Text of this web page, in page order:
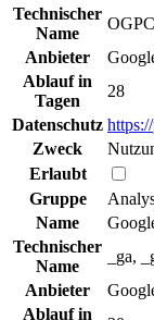
Technischer
Name
OGPC
Anbieter
Ablauf in
Tagen
28
Datenschutz
Zweck
Erlaubt
Gruppe
Name
Technischer
Name
_ga,
Anbieter
Ablauf in